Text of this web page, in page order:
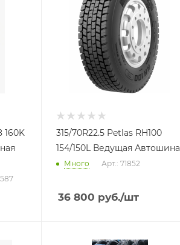
160K
315/70R22.5 Petlas RH100
154/150L Ведущая Автошина
Много Арт.: 71852
36 800 руб./шт